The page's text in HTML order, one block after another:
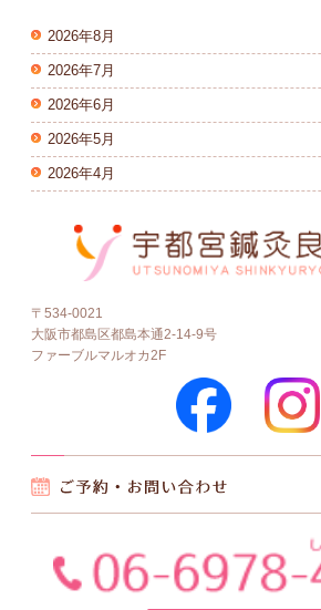
2026年8月
2026年7月
2026年6月
2026年5月
2026年4月
〒534-0021
大阪市都島区都島本通2-14-9号
ファーブルマルオカ2F